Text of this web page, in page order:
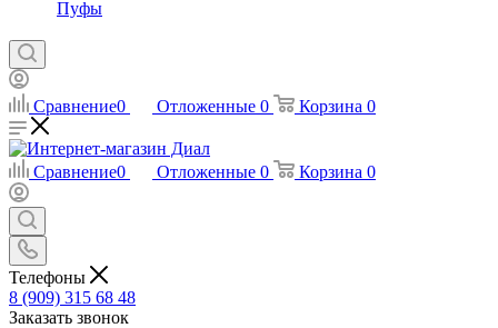
Пуфы
Сравнение0 Отложенные 0 Корзина 0
Сравнение0 Отложенные 0 Корзина 0
Телефоны
8 (909) 315 68 48
Заказать звонок